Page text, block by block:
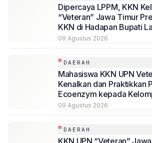
Dipercaya LPPM, KKN
“Veteran” Jawa Timur
KKN di Hadapan Bupati
Jajaran
09 Agustus 2026
DAERAH
Mahasiswa KKN UPN
Kenalkan dan Praktikkan
Ecoenzym kepada
PKK di Jombang
09 Agustus 2026
DAERAH
KKN UPN “Veteran”